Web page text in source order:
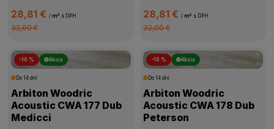
28,81 €/ m² s DPH
32,00 €
28,81 € / m² s DPH
32,00 €
-10 % Akcia
Do 14 dní
Arbiton Woodric
Acoustic CWA 177 Dub
Medicci
-10 % Akcia
Do 14 dní
Arbiton Woodric
Acoustic CWA 178 Dub
Peterson